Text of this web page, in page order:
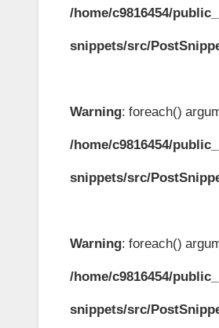
/home/c9816454/
snippets/src/
Warning: foreach()
/home/c9816454/
snippets/src/
Warning: foreach()
/home/c9816454/
snippets/src/